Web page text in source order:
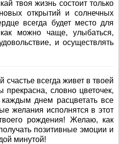
твоя жизнь состоит только
открытий и солнечных
всегда будет место для
можно чаще, улыбаться,
и осуществлять
счастье всегда живет в твоей
словно цветочек,
днем расцветать все
желания исполнятся в этот
рождения! Желаю, как
позитивные эмоции и
минутой!